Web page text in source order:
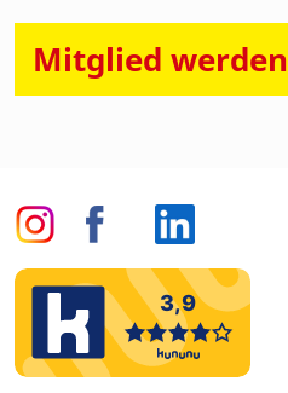
Mitglied werden